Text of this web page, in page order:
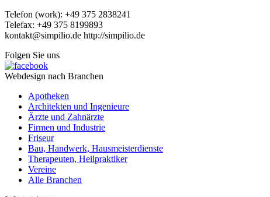
Telefon (work): +49 375 2838241
Telefax: +49 375 8199893
kontakt@simpilio.de http://simpilio.de
Folgen Sie uns
Webdesign nach Branchen
Apotheken
Architekten und Ingenieure
Ärzte und Zahnärzte
Firmen und Industrie
Friseur
Bau, Handwerk, Hausmeisterdienste
Therapeuten, Heilpraktiker
Vereine
Alle Branchen